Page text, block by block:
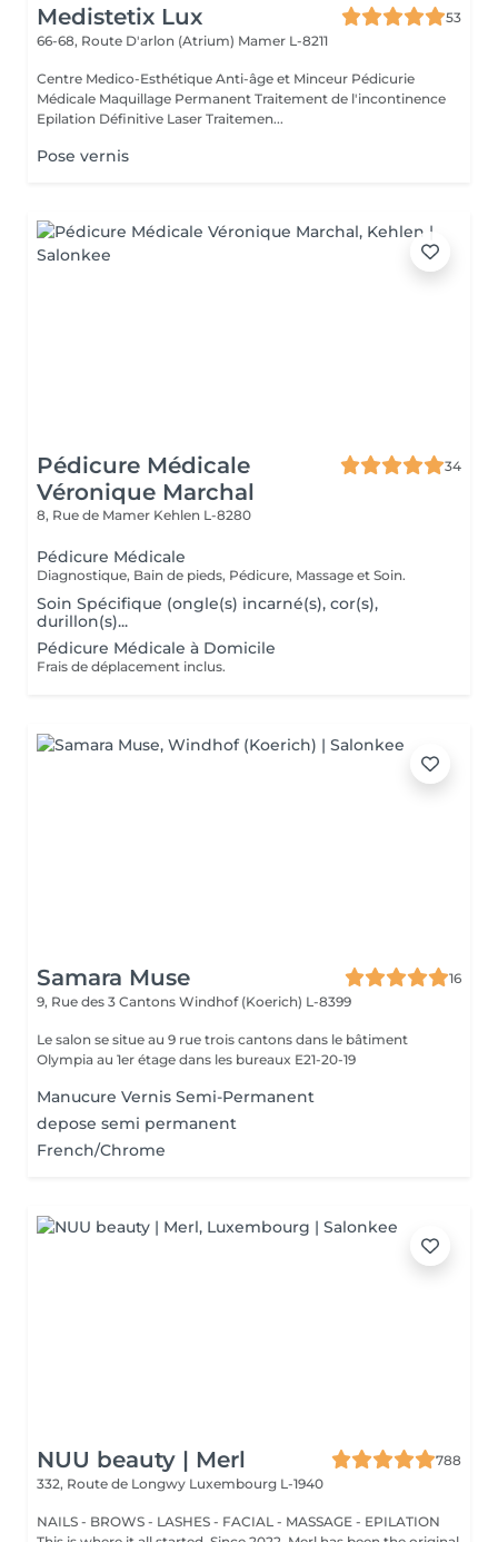
Medistetix Lux
53
66-68, Route D'arlon (Atrium) Mamer L-8211
Centre Medico-Esthétique Anti-âge et Minceur Pédicurie
Médicale Maquillage Permanent Traitement de l'incontinence
Epilation Définitive Laser Traitemen...
Pose vernis
Pédicure Médicale
Véronique Marchal
34
8, Rue de Mamer Kehlen L-8280
Pédicure Médicale
Diagnostique, Bain de pieds, Pédicure, Massage et Soin.
Soin Spécifique (ongle(s) incarné(s), cor(s),
durillon(s)...
Pédicure Médicale à Domicile
Frais de déplacement inclus.
Samara Muse
16
9, Rue des 3 Cantons Windhof (Koerich) L-8399
Le salon se situe au 9 rue trois cantons dans le bâtiment
Olympia au 1er étage dans les bureaux E21-20-19
Manucure Vernis Semi-Permanent
depose semi permanent
French/Chrome
NUU beauty | Merl
788
332, Route de Longwy Luxembourg L-1940
NAILS - BROWS - LASHES - FACIAL - MASSAGE - EPILATION